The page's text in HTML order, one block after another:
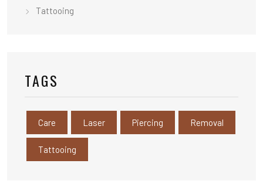
Tattooing
TAGS
Care Laser Piercing Removal
Tattooing